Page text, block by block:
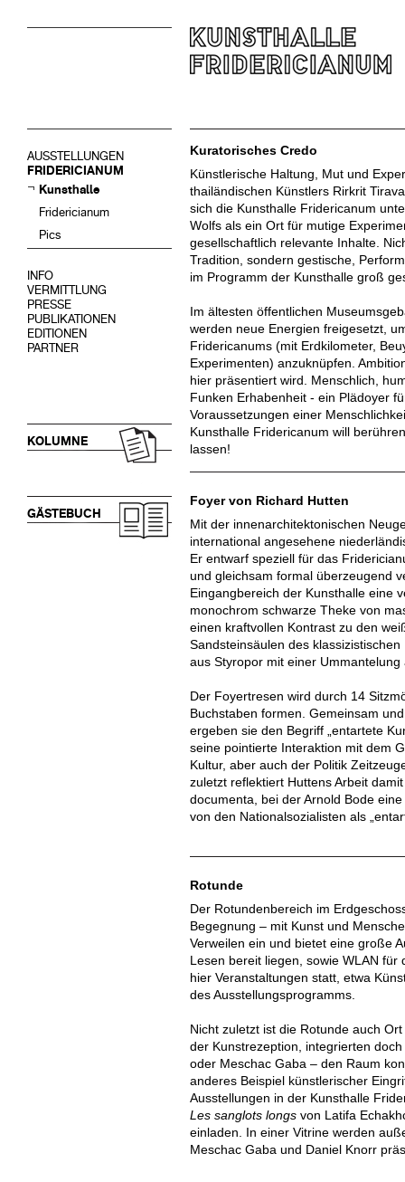
AUSSTELLUNGEN
FRIDERICIANUM
Kunsthalle
Fridericianum
Pics
INFO
VERMITTLUNG
PRESSE
PUBLIKATIONEN
EDITIONEN
PARTNER
KOLUMNE
GÄSTEBUCH
Kuratorisches Credo
Künstlerische Haltung, Mut und
thailändischen Künstlers Rirkrit
sich die Kunsthalle Fridericanum
Wolfs als ein Ort für mutige
gesellschaftlich relevante Inhalte.
Tradition, sondern gestische,
im Programm der Kunsthalle groß
Im ältesten öffentlichen
werden neue Energien freigesetzt,
Fridericanums (mit Erdkilometer,
Experimenten) anzuknüpfen.
hier präsentiert wird. Menschlich,
Funken Erhabenheit - ein Plädoyer
Voraussetzungen einer
Kunsthalle Fridericanum will
lassen!
Foyer von Richard Hutten
Mit der innenarchitektonischen
international angesehene
Er entwarf speziell für das
und gleichsam formal überzeugend
Eingangbereich der Kunsthalle eine
monochrom schwarze Theke von
einen kraftvollen Kontrast zu den
Sandsteinsäulen des
aus Styropor mit einer
Der Foyertresen wird durch 14
Buchstaben formen. Gemeinsam
ergeben sie den Begriff „entartete
seine pointierte Interaktion mit dem
Kultur, aber auch der Politik
zuletzt reflektiert Huttens Arbeit
documenta, bei der Arnold Bode
von den Nationalsozialisten als
Rotunde
Der Rotundenbereich im
Begegnung – mit Kunst und
Verweilen ein und bietet eine große
Lesen bereit liegen, sowie WLAN
hier Veranstaltungen statt, etwa
des Ausstellungsprogramms.
Nicht zuletzt ist die Rotunde auch
der Kunstrezeption, integrierten
oder Meschac Gaba – den Raum
anderes Beispiel künstlerischer
Ausstellungen in der Kunsthalle
Les sanglots longs von Latifa
einladen. In einer Vitrine werden
Meschac Gaba und Daniel Knorr